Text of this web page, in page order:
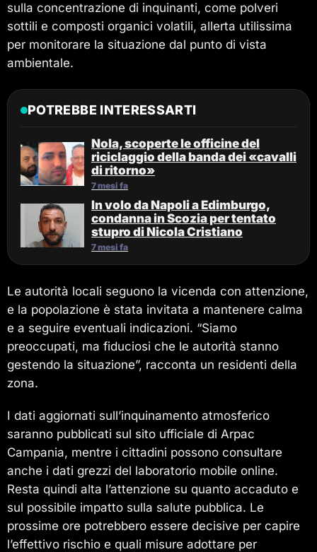
sulla concentrazione di inquinanti, come polveri
sottili e composti organici volatili, allerta utilissima
per monitorare la situazione dal punto di vista
ambientale.
POTREBBE INTERESSARTI
Nola, scoperte le officine del
riciclaggio della banda dei «cavalli
di ritorno»
7 mesi fa
In volo da Napoli a Edimburgo,
condanna in Scozia per tentato
stupro di Nicola Cristiano
7 mesi fa
Le autorità locali seguono la vicenda con attenzione,
e la popolazione è stata invitata a mantenere calma
e a seguire eventuali indicazioni. “Siamo
preoccupati, ma fiduciosi che le autorità stanno
gestendo la situazione”, racconta un residenti della
zona.
I dati aggiornati sull’inquinamento atmosferico
saranno pubblicati sul sito ufficiale di Arpac
Campania, mentre i cittadini possono consultare
anche i dati grezzi del laboratorio mobile online.
Resta quindi alta l’attenzione su quanto accaduto e
sul possibile impatto sulla salute pubblica. Le
prossime ore potrebbero essere decisive per capire
l’effettivo rischio e quali misure adottare per